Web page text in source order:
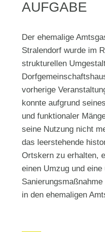
AUFGABE
Der ehemalige
Stralendorf wurde im
strukturellen
vorherige
konnte aufgrund
und funktionaler
seine Nutzung nicht
das leerstehende
Ortskern zu erhalten,
einen Umzug und eine
in den ehemaligen